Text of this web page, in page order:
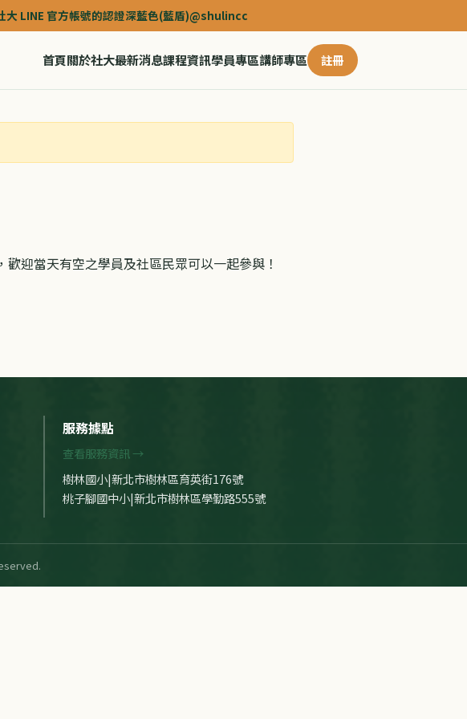
官方帳號的認證深藍色(藍盾)@shulincc
首頁關於社大最新消息課程資訊學員專區講師專區 註冊
迎當天有空之學員及社區民眾可以一起參與！
服務據點
查看服務資訊 →
樹林國小|新北市樹林區育英街176號
桃子腳國中小|新北市樹林區學勤路555號